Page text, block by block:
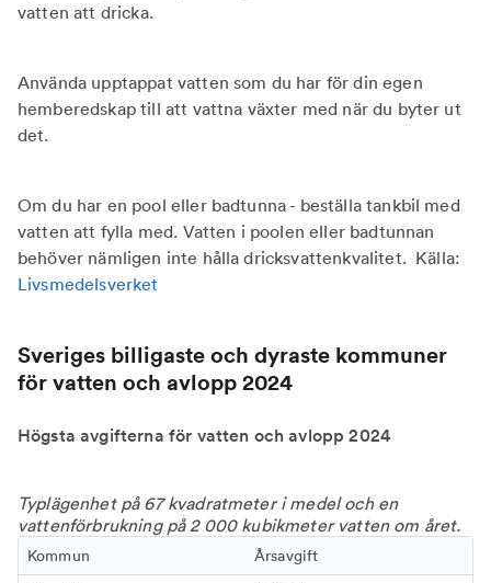
vatten att dricka.
Använda upptappat vatten som du har för din egen
hemberedskap till att vattna växter med när du byter ut
det.
Om du har en pool eller badtunna - beställa tankbil med
vatten att fylla med. Vatten i poolen eller badtunnan
behöver nämligen inte hålla dricksvattenkvalitet. Källa:
Livsmedelsverket
Sveriges billigaste och dyraste kommuner
för vatten och avlopp 2024
Högsta avgifterna för vatten och avlopp 2024
Typlägenhet på 67 kvadratmeter i medel och en
vattenförbrukning på 2 000 kubikmeter vatten om året.
Kommun
Årsavgift